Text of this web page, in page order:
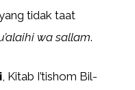
tidak taat
wa sallam.
, Kitab I’tishom Bil-